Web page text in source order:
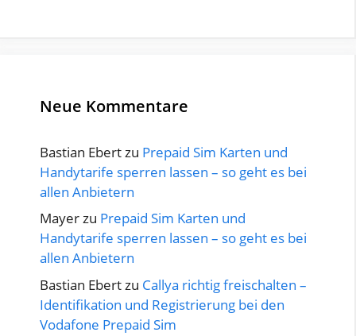
Neue Kommentare
Bastian Ebertzu Prepaid Sim Karten und
Handytarife sperren lassen – so geht es bei
allen Anbietern
Mayerzu Prepaid Sim Karten und
Handytarife sperren lassen – so geht es bei
allen Anbietern
Bastian Ebertzu Callya richtig freischalten –
Identifikation und Registrierung bei den
Vodafone Prepaid Sim